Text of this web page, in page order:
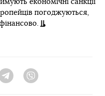
економічні санкції
погоджуються,
Telegram